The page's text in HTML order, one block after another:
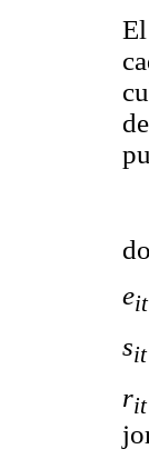
eit
sit
rit